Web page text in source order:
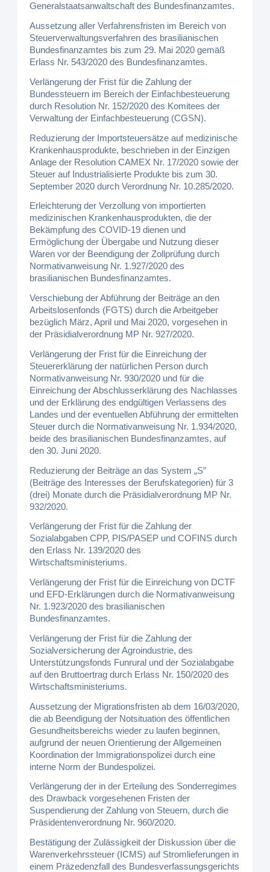
Generalstaatsanwaltschaft des Bundesfinanzamtes.
Aussetzung aller Verfahrensfristen im Bereich von
Steuerverwaltungsverfahren des brasilianischen
Bundesfinanzamtes bis zum 29. Mai 2020 gemäß
Erlass Nr. 543/2020 des Bundesfinanzamtes.
Verlängerung der Frist für die Zahlung der
Bundessteuern im Bereich der Einfachbesteuerung
durch Resolution Nr. 152/2020 des Komitees der
Verwaltung der Einfachbesteuerung (CGSN).
Reduzierung der Importsteuersätze auf medizinische
Krankenhausprodukte, beschrieben in der Einzigen
Anlage der Resolution CAMEX Nr. 17/2020 sowie der
Steuer auf Industrialisierte Produkte bis zum 30.
September 2020 durch Verordnung Nr. 10.285/2020.
Erleichterung der Verzollung von importierten
medizinischen Krankenhausprodukten, die der
Bekämpfung des COVID-19 dienen und
Ermöglichung der Übergabe und Nutzung dieser
Waren vor der Beendigung der Zollprüfung durch
Normativanweisung Nr. 1.927/2020 des
brasilianischen Bundesfinanzamtes.
Verschiebung der Abführung der Beiträge an den
Arbeitslosenfonds (FGTS) durch die Arbeitgeber
bezüglich März, April und Mai 2020, vorgesehen in
der Präsidialverordnung MP Nr. 927/2020.
Verlängerung der Frist für die Einreichung der
Steuererklärung der natürlichen Person durch
Normativanweisung Nr. 930/2020 und für die
Einreichung der Abschlusserklärung des Nachlasses
und der Erklärung des endgültigen Verlassens des
Landes und der eventuellen Abführung der ermittelten
Steuer durch die Normativanweisung Nr. 1.934/2020,
beide des brasilianischen Bundesfinanzamtes, auf
den 30. Juni 2020.
Reduzierung der Beiträge an das System „S”
(Beiträge des Interesses der Berufskategorien) für 3
(drei) Monate durch die Präsidialverordnung MP Nr.
932/2020.
Verlängerung der Frist für die Zahlung der
Sozialabgaben CPP, PIS/PASEP und COFINS durch
den Erlass Nr. 139/2020 des
Wirtschaftsministeriums.
Verlängerung der Frist für die Einreichung von DCTF
und EFD-Erklärungen durch die Normativanweisung
Nr. 1.923/2020 des brasilianischen
Bundesfinanzamtes.
Verlängerung der Frist für die Zahlung der
Sozialversicherung der Agroindustrie, des
Unterstützungsfonds Funrural und der Sozialabgabe
auf den Bruttoertrag durch Erlass Nr. 150/2020 des
Wirtschaftsministeriums.
Aussetzung der Migrationsfristen ab dem 16/03/2020,
die ab Beendigung der Notsituation des öffentlichen
Gesundheitsbereichs wieder zu laufen beginnen,
aufgrund der neuen Orientierung der Allgemeinen
Koordination der Immigrationspolizei durch eine
interne Norm der Bundespolizei.
Verlängerung der in der Erteilung des Sonderregimes
des Drawback vorgesehenen Fristen der
Suspendierung der Zahlung von Steuern, durch die
Präsidentenverordnung Nr. 960/2020.
Bestätigung der Zulässigkeit der Diskussion über die
Warenverkehrssteuer (ICMS) auf Stromlieferungen in
einem Präzedenzfall des Bundesverfassungsgerichts